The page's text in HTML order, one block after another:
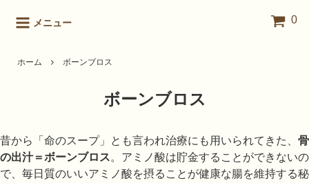
メニュー 0
ホーム ボーンブロス
ボーンブロス
昔から「命のスープ」とも言われ治療にも用いられてきた、 骨
の出汁＝ボーンブロス。アミノ酸は貯金することができないの
で、毎日質のいいアミノ酸を摂ることが健康な腸を維持する秘